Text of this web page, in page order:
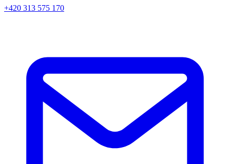
+420 313 575 170